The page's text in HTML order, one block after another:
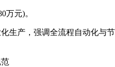
万元)。
生产，强调全流程自动化与节